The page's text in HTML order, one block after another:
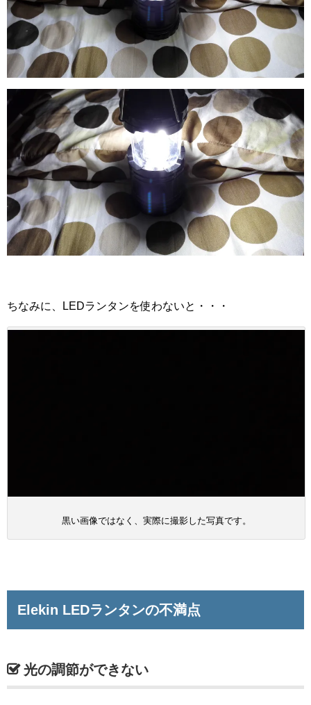
ちなみに、LEDランタンを使わないと・・・
黒い画像ではなく、実際に撮影した写真です。
Elekin LEDランタンの不満点
光の調節ができない